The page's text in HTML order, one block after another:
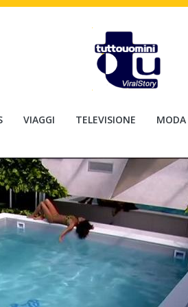
VIAGGI TELEVISIONE MODA